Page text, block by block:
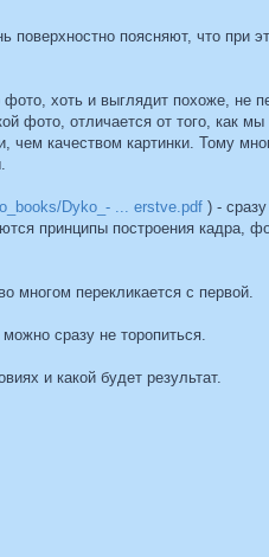
поверхностно поясняют, что при
хоть и выглядит похоже, не
фото, отличается от того, как
чем качеством картинки. Тому
Dyko_- ... erstve.pdf ) -
принципы построения кадра,
многом перекликается с первой.
сразу не торопиться.
и какой будет результат.